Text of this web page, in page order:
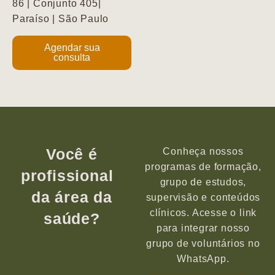
86 | Conjunto 405|
Paraíso | São Paulo
Agendar sua
consulta
Você é
profissional
da área da
saúde?
Conheça nossos
programas de formação,
grupo de estudos,
supervisão e conteúdos
clínicos. Acesse o link
para integrar nosso
grupo de voluntários no
WhatsApp.